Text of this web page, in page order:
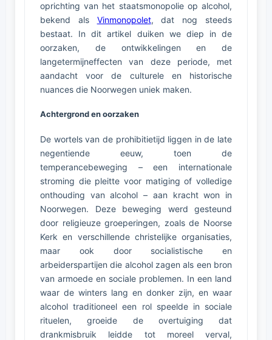
oprichting van het staatsmonopolie op alcohol,
bekend als Vinmonopolet, dat nog steeds
bestaat. In dit artikel duiken we diep in de
oorzaken, de ontwikkelingen en de
langetermijneffecten van deze periode, met
aandacht voor de culturele en historische
nuances die Noorwegen uniek maken.
Achtergrond en oorzaken
De wortels van de prohibitietijd liggen in de late
negentiende eeuw, toen de
temperancebeweging – een internationale
stroming die pleitte voor matiging of volledige
onthouding van alcohol – aan kracht won in
Noorwegen. Deze beweging werd gesteund
door religieuze groeperingen, zoals de Noorse
Kerk en verschillende christelijke organisaties,
maar ook door socialistische en
arbeiderspartijen die alcohol zagen als een bron
van armoede en sociale problemen. In een land
waar de winters lang en donker zijn, en waar
alcohol traditioneel een rol speelde in sociale
rituelen, groeide de overtuiging dat
drankmisbruik leidde tot moreel verval,